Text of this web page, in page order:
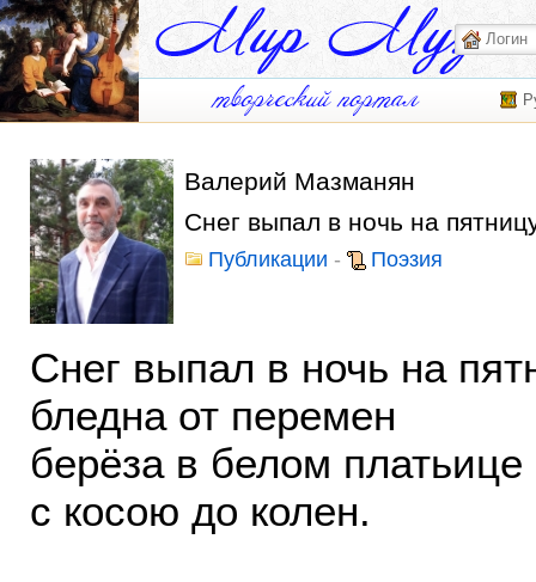
Валерий Мазманян
Снег выпал в ночь на
Публикации - Поэзия
Снег выпал в ночь на
бледна от перемен
берёза в белом платьице
с косою до колен.